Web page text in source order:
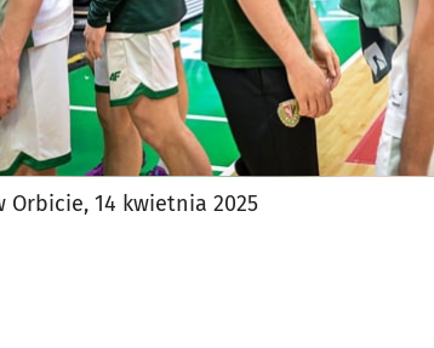
Orbicie, 14 kwietnia 2025